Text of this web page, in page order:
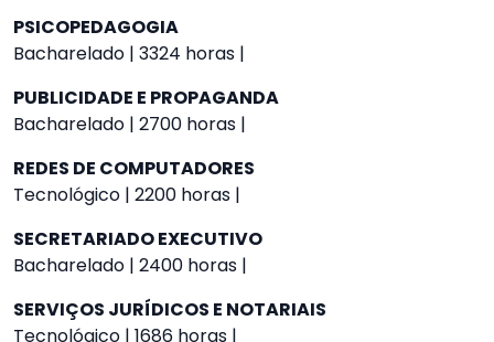
PSICOPEDAGOGIA
Bacharelado | 3324 horas |
PUBLICIDADE E PROPAGANDA
Bacharelado | 2700 horas |
REDES DE COMPUTADORES
Tecnológico | 2200 horas |
SECRETARIADO EXECUTIVO
Bacharelado | 2400 horas |
SERVIÇOS JURÍDICOS E NOTARIAIS
Tecnológico | 1686 horas |